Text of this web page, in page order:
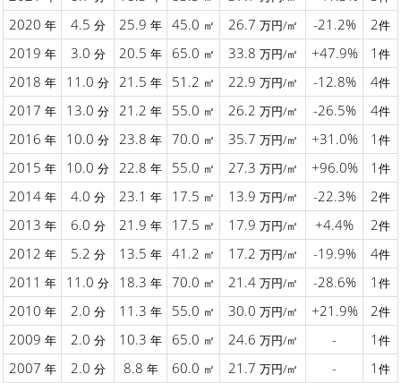
2020 年 4.5 分 25.9 年 45.0 ㎡ 26.7 万円/㎡ -21.2% 2件
2019 年 3.0 分 20.5 年 65.0 ㎡ 33.8 万円/㎡ +47.9% 1 件
2018 年 11.0 分 21.5 年 51.2 ㎡ 22.9 万円/㎡ -12.8% 4件
2017 年 13.0 分 21.2 年 55.0 ㎡ 26.2 万円/㎡ -26.5% 4件
2016 年 10.0 分 23.8 年 70.0 ㎡ 35.7 万円/㎡ +31.0% 1 件
2015 年 10.0 分 22.8 年 55.0 ㎡ 27.3 万円/㎡ +96.0% 1 件
2014 年 4.0 分 23.1 年 17.5 ㎡ 13.9 万円/㎡ -22.3% 2件
2013 年 6.0 分 21.9 年 17.5 ㎡ 17.9 万円/㎡ +4.4% 2件
2012 年 5.2 分 13.5 年 41.2 ㎡ 17.2 万円/㎡ -19.9% 4件
2011 年 11.0 分 18.3 年 70.0 ㎡ 21.4 万円/㎡ -28.6% 1 件
2010 年 2.0 分 11.3 年 55.0 ㎡ 30.0 万円/㎡ +21.9% 2件
2009 年 2.0 分 10.3 年 65.0 ㎡ 24.6 万円/㎡ - 1 件
2007 年 2.0 分 8.8 年 60.0 ㎡ 21.7 万円/㎡ - 1 件